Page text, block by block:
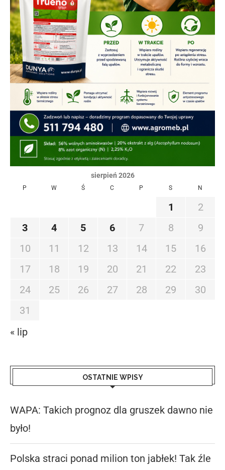
sierpień 2026
P W Ś C P S N
1
2
3
4 5 6 7 8
9
10
11 12 13 14 15
16
17
18 19 20 21 22
23
24
25 26 27 28 29
30
31
« lip
OSTATNIE WPISY
WAPA: Takich prognoz dla gruszek dawno nie
było!
Polska straci ponad milion ton jabłek! Tak źle